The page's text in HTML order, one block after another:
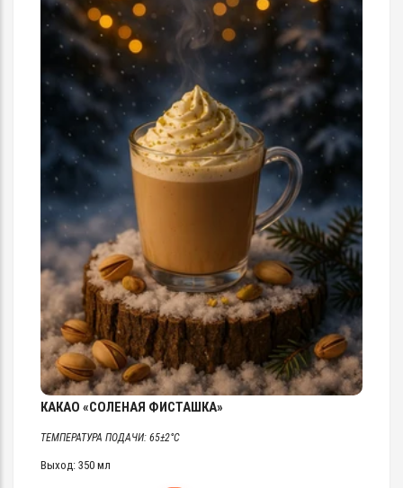
КАКАО «СОЛЕНАЯ ФИСТАШКА»
ТЕМПЕРАТУРА ПОДАЧИ: 65±2°C
Выход: 350 мл